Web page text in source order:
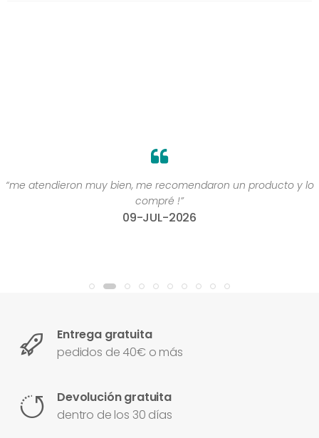
“me atendieron muy bien, me recomendaron un producto y lo
compré !”
09-JUL-2026
Entrega gratuita
pedidos de 40€ o más
Devolución gratuita
dentro de los 30 días